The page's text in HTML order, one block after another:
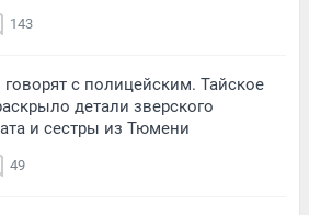
143
с полицейским. Тайское
детали зверского
и сестры из Тюмени
49